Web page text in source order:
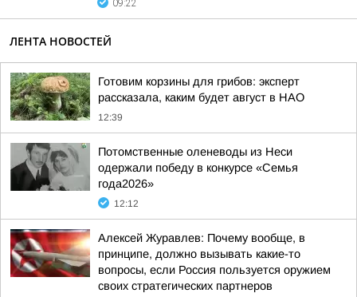
09:22
ЛЕНТА НОВОСТЕЙ
Готовим корзины для грибов: эксперт
рассказала, каким будет август в НАО
12:39
Потомственные оленеводы из Неси
одержали победу в конкурсе «Семья
года2026»
12:12
Алексей Журавлев: Почему вообще, в
принципе, должно вызывать какие-то
вопросы, если Россия пользуется оружием
своих стратегических партнеров